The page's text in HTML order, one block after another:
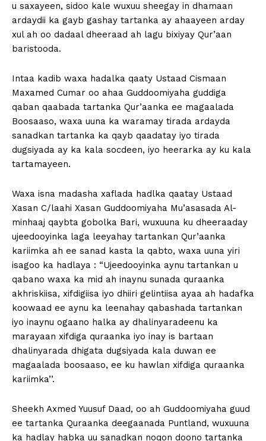
u saxayeen, sidoo kale wuxuu sheegay in dhamaan
ardaydii ka gayb gashay tartanka ay ahaayeen arday
xul ah oo dadaal dheeraad ah lagu bixiyay Qur’aan
baristooda.
Intaa kadib waxa hadalka qaaty Ustaad Cismaan
Maxamed Cumar oo ahaa Guddoomiyaha guddiga
qaban qaabada tartanka Qur’aanka ee magaalada
Boosaaso, waxa uuna ka waramay tirada ardayda
sanadkan tartanka ka qayb qaadatay iyo tirada
dugsiyada ay ka kala socdeen, iyo heerarka ay ku kala
tartamayeen.
Waxa isna madasha xaflada hadlka qaatay Ustaad
Xasan C/laahi Xasan Guddoomiyaha Mu’asasada Al-
minhaaj qaybta gobolka Bari, wuxuuna ku dheeraaday
ujeedooyinka laga leeyahay tartankan Qur’aanka
kariimka ah ee sanad kasta la qabto, waxa uuna yiri
isagoo ka hadlaya : “Ujeedooyinka aynu tartankan u
qabano waxa ka mid ah inaynu sunada quraanka
akhriskiisa, xifdigiisa iyo dhiiri gelintiisa ayaa ah hadafka
koowaad ee aynu ka leenahay qabashada tartankan
iyo inaynu ogaano halka ay dhalinyaradeenu ka
marayaan xifdiga quraanka iyo inay is bartaan
dhalinyarada dhigata dugsiyada kala duwan ee
magaalada boosaaso, ee ku hawlan xifdiga quraanka
kariimka’’.
Sheekh Axmed Yuusuf Daad, oo ah Guddoomiyaha guud
ee tartanka Quraanka deegaanada Puntland, wuxuuna
ka hadlay habka uu sanadkan noqon doono tartanka